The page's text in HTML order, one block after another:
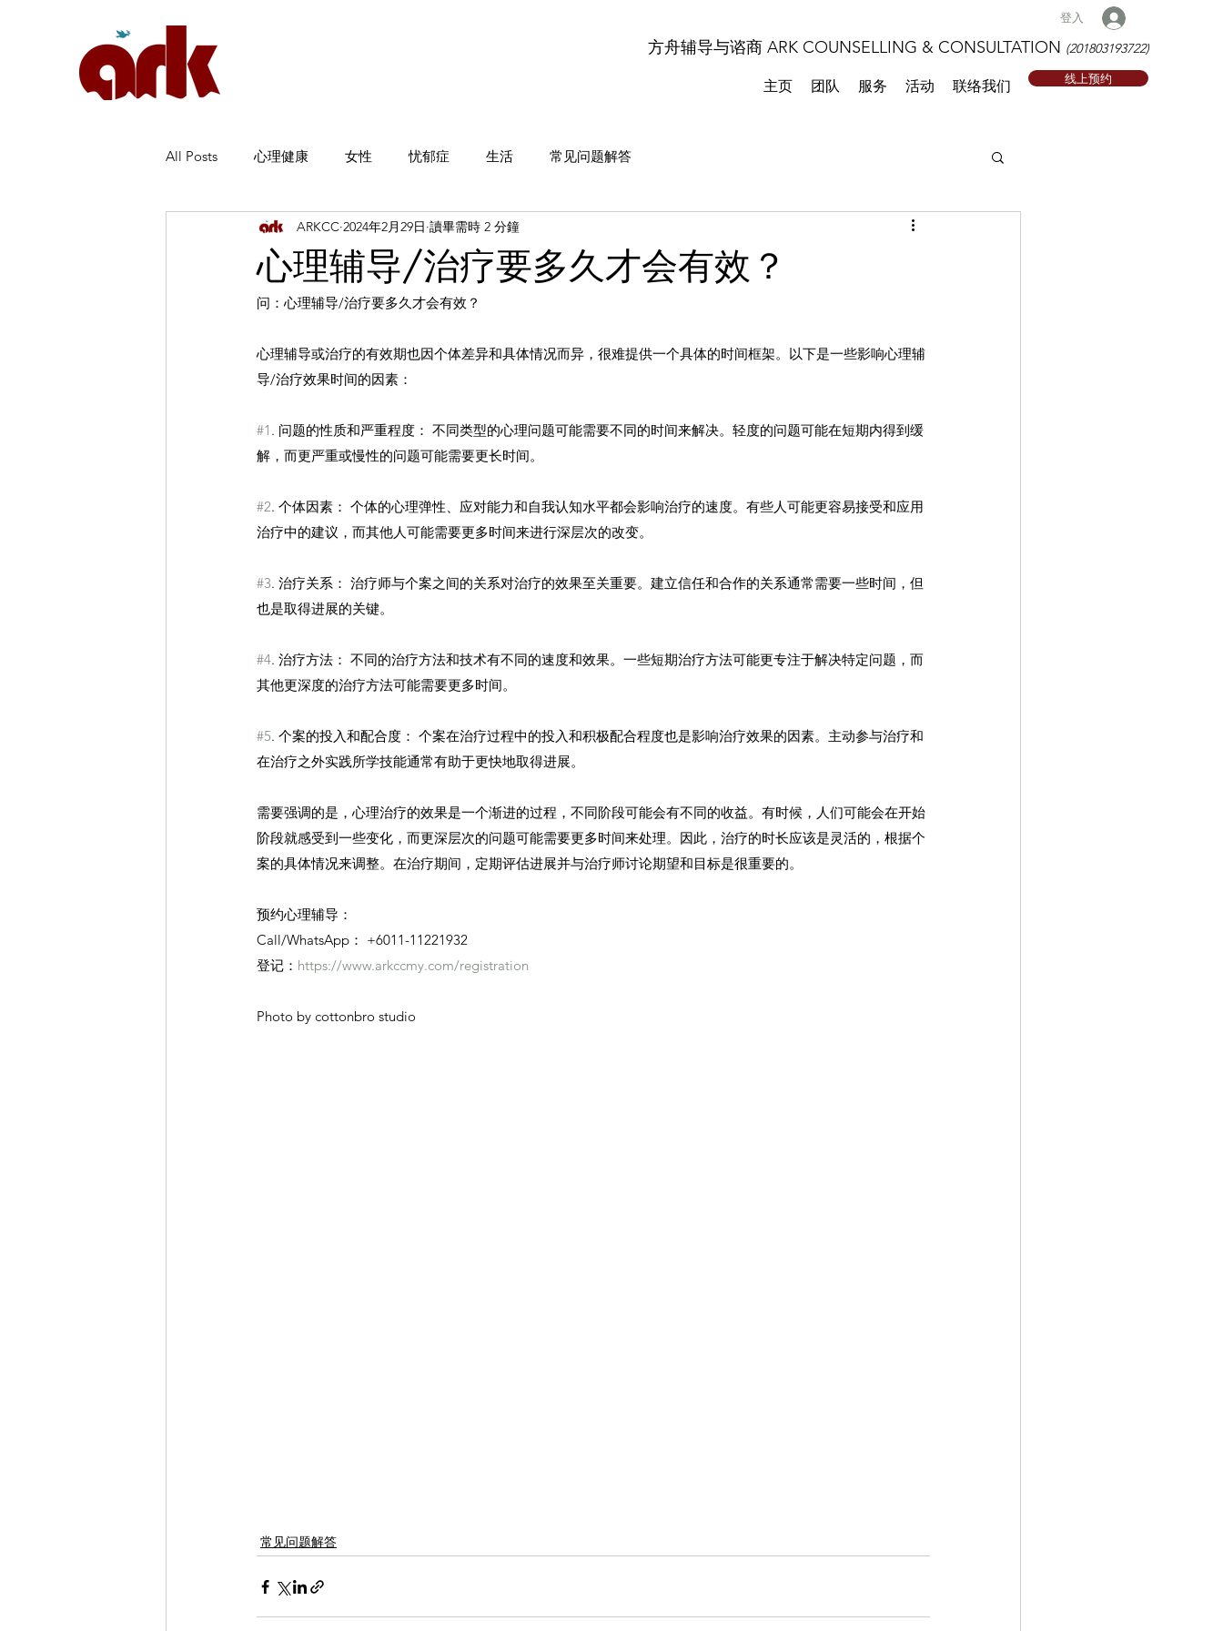
登入
方舟辅导与谘商 ARK COUNSELLING & CONSULTATION (201803193722)
主页 团队 服务 活动 联络我们 线上预约
All Posts 心理健康 女性 忧郁症 生活 常见问题解答
心理辅导/治疗要多久才会有效？
ARKCC 2024年2月29日 讀畢需時 2 分鐘
问：心理辅导/治疗要多久才会有效？
心理辅导或治疗的有效期也因个体差异和具体情况而异，很难提供一个具体的时间框架。以下是一些影响心理辅
导/治疗效果时间的因素：
#1 . 问题的性质和严重程度： 不同类型的心理问题可能需要不同的时间来解决。轻度的问题可能在短期内得到缓
解，而更严重或慢性的问题可能需要更长时间。
#2. 个体因素： 个体的心理弹性、应对能力和自我认知水平都会影响治疗的速度。有些人可能更容易接受和应用
治疗中的建议，而其他人可能需要更多时间来进行深层次的改变。
#3. 治疗关系： 治疗师与个案之间的关系对治疗的效果至关重要。建立信任和合作的关系通常需要一些时间，但
也是取得进展的关键。
#4. 治疗方法： 不同的治疗方法和技术有不同的速度和效果。一些短期治疗方法可能更专注于解决特定问题，而
其他更深度的治疗方法可能需要更多时间。
#5. 个案的投入和配合度： 个案在治疗过程中的投入和积极配合程度也是影响治疗效果的因素。主动参与治疗和
在治疗之外实践所学技能通常有助于更快地取得进展。
需要强调的是，心理治疗的效果是一个渐进的过程，不同阶段可能会有不同的收益。有时候，人们可能会在开始
阶段就感受到一些变化，而更深层次的问题可能需要更多时间来处理。因此，治疗的时长应该是灵活的，根据个
案的具体情况来调整。在治疗期间，定期评估进展并与治疗师讨论期望和目标是很重要的。
预约心理辅导：
Call/WhatsApp： +6011-11221932
登记： https://www.arkccmy.com/registration
Photo by cottonbro studio
常见问题解答